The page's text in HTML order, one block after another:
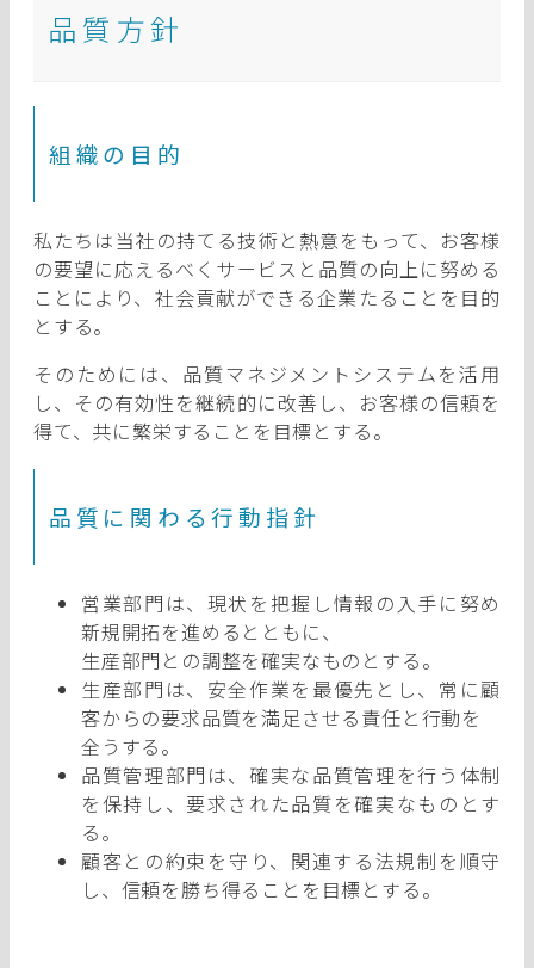
品質方針
組織の目的
私たちは当社の持てる技術と熱意をもって、お客様
の要望に応えるべくサービスと品質の向上に努める
ことにより、社会貢献ができる企業たることを目的
とする。
そのためには、品質マネジメントシステムを活用
し、その有効性を継続的に改善し、お客様の信頼を
得て、共に繁栄することを目標とする。
品質に関わる行動指針
営業部門は、現状を把握し情報の入手に努め
新規開拓を進めるとともに、
生産部門との調整を確実なものとする。
生産部門は、安全作業を最優先とし、常に顧
客からの要求品質を満足させる責任と行動を
全うする。
品質管理部門は、確実な品質管理を行う体制
を保持し、要求された品質を確実なものとす
る。
顧客との約束を守り、関連する法規制を順守
し、信頼を勝ち得ることを目標とする。